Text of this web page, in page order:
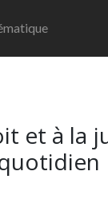
et à la